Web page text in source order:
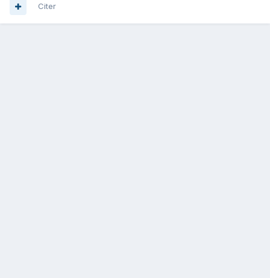
Citer